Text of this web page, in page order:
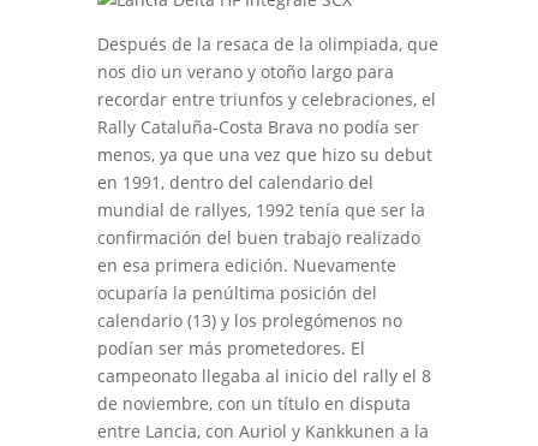
Después de la resaca de la olimpiada, que
nos dio un verano y otoño largo para
recordar entre triunfos y celebraciones, el
Rally Cataluña-Costa Brava no podía ser
menos, ya que una vez que hizo su debut
en 1991, dentro del calendario del
mundial de rallyes, 1992 tenía que ser la
confirmación del buen trabajo realizado
en esa primera edición. Nuevamente
ocuparía la penúltima posición del
calendario (13) y los prolegómenos no
podían ser más prometedores. El
campeonato llegaba al inicio del rally el 8
de noviembre, con un título en disputa
entre Lancia, con Auriol y Kankkunen a la